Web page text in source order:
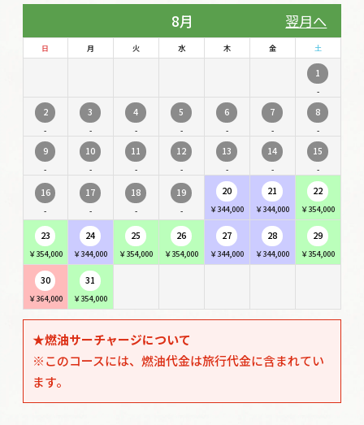
8月 翌月へ
日 月 火 水 木 金 土
1
-
2
-
3
-
4
-
5
-
6
-
7
-
8
-
9
-
10
-
11
-
12
-
13
-
14
-
15
-
16
-
17
-
18
-
19
-
20
￥344,000
21
￥344,000
22
￥354,000
23
￥354,000
24
￥344,000
25
￥354,000
26
￥354,000
27
￥344,000
28
￥344,000
29
￥354,000
30
￥364,000
31
￥354,000
★燃油サーチャージについて
※このコースには、燃油代金は旅行代金に含まれてい
ます。